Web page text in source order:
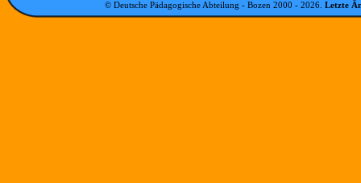
© Deutsche Pädagogische Abteilung - Bozen 2000 - 2026 Letzte